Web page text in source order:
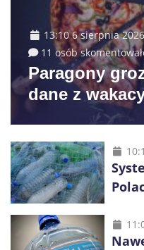
13:10 6 sierpnia 2026
11 osób
Paragony
dane z